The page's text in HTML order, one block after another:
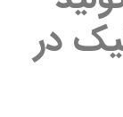
در